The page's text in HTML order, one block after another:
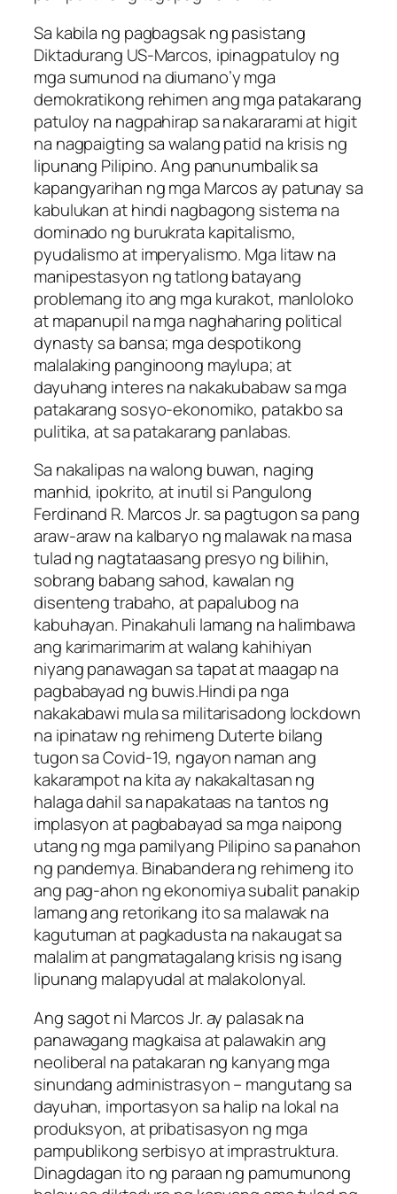
Sa kabila ng pagbagsak ng pasistang
Diktadurang US-Marcos, ipinagpatuloy ng
mga sumunod na diumano’y mga
demokratikong rehimen ang mga patakarang
patuloy na nagpahirap sa nakararami at higit
na nagpaigting sa walang patid na krisis ng
lipunang Pilipino. Ang panunumbalik sa
kapangyarihan ng mga Marcos ay patunay sa
kabulukan at hindi nagbagong sistema na
dominado ng burukrata kapitalismo,
pyudalismo at imperyalismo. Mga litaw na
manipestasyon ng tatlong batayang
problemang ito ang mga kurakot, manloloko
at mapanupil na mga naghaharing political
dynasty sa bansa; mga despotikong
malalaking panginoong maylupa; at
dayuhang interes na nakakubabaw sa mga
patakarang sosyo-ekonomiko, patakbo sa
pulitika, at sa patakarang panlabas.
Sa nakalipas na walong buwan, naging
manhid, ipokrito, at inutil si Pangulong
Ferdinand R. Marcos Jr. sa pagtugon sa pang
araw-araw na kalbaryo ng malawak na masa
tulad ng nagtataasang presyo ng bilihin,
sobrang babang sahod, kawalan ng
disenteng trabaho, at papalubog na
kabuhayan. Pinakahuli lamang na halimbawa
ang karimarimarim at walang kahihiyan
niyang panawagan sa tapat at maagap na
pagbabayad ng buwis.Hindi pa nga
nakakabawi mula sa militarisadong lockdown
na ipinataw ng rehimeng Duterte bilang
tugon sa Covid-19, ngayon naman ang
kakarampot na kita ay nakakaltasan ng
halaga dahil sa napakataas na tantos ng
implasyon at pagbabayad sa mga naipong
utang ng mga pamilyang Pilipino sa panahon
ng pandemya. Binabandera ng rehimeng ito
ang pag-ahon ng ekonomiya subalit panakip
lamang ang retorikang ito sa malawak na
kagutuman at pagkadusta na nakaugat sa
malalim at pangmatagalang krisis ng isang
lipunang malapyudal at malakolonyal.
Ang sagot ni Marcos Jr. ay palasak na
panawagang magkaisa at palawakin ang
neoliberal na patakaran ng kanyang mga
sinundang administrasyon – mangutang sa
dayuhan, importasyon sa halip na lokal na
produksyon, at pribatisasyon ng mga
pampublikong serbisyo at imprastruktura.
Dinagdagan ito ng paraan ng pamumunong